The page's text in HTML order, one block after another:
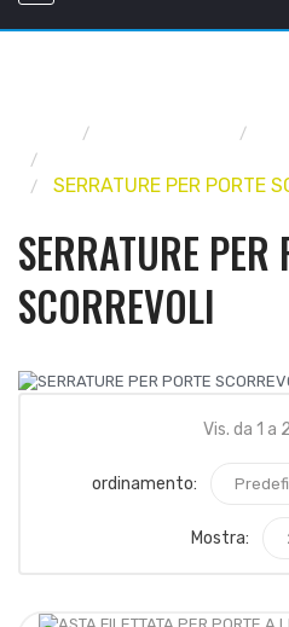
SERRATURE PER PORTE
SERRATURE PER
SCORREVOLI
Vis. da 1 a
ordinamento:
Mostra: